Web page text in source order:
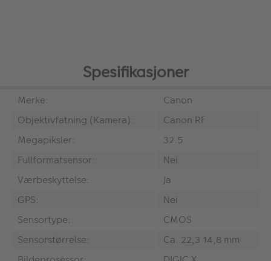
Spesifikasjoner
Merke:
Canon
Objektivfatning (Kamera):
Canon RF
Megapiksler:
32.5
Fullformatsensor:
Nei
Værbeskyttelse:
Ja
GPS:
Nei
Sensortype:
CMOS
Sensorstørrelse:
Ca. 22,3 14,8 mm